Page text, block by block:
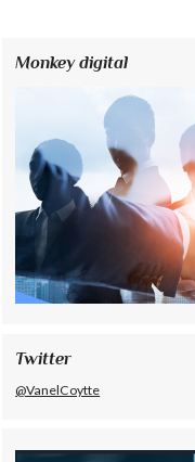
Monkey digital
Twitter
@VanelCoytte